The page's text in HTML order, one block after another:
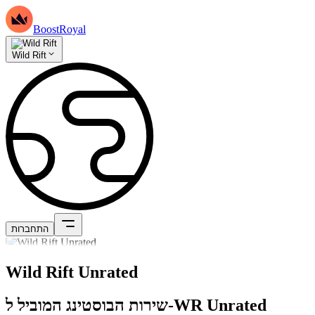
BoostRoyal
Wild Rift
התחברות
Wild Rift Unrated
שירות הבוסטינג המוביל ל-WR Unrated